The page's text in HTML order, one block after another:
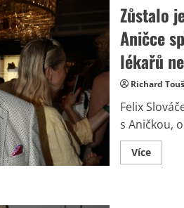
Zůstalo
Aničce
lékařů
Richard Touš
Felix
s Aničkou,
VíceRead
more